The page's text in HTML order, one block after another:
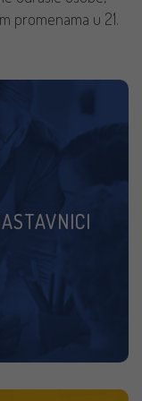
promenama u 21.
najbolje od